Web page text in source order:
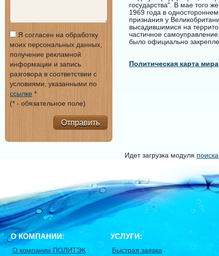
государства". В мае того
1969 года в
признания у
высадившимися на
частичное
было официально
Политическая карта мира
Я согласен на обработку
моих персональных данных,
получение рекламной
информации и запись
разговора в соответствии с
условиями, указанными по
ссылке *
(* - обязательное поле)
Отправить
Идет загрузка модуля
О КОМПАНИИ:
О компании ПОЛИТЭК
УСЛУГИ:
Быстрая заявка